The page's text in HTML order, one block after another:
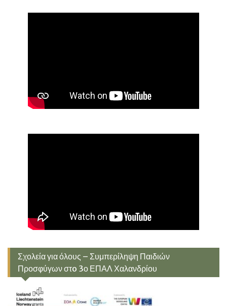
Σχολεία για όλους – Συμπερίληψη Παιδιών
Προσφύγων στo 3ο ΕΠΑΛ Χαλανδρίου